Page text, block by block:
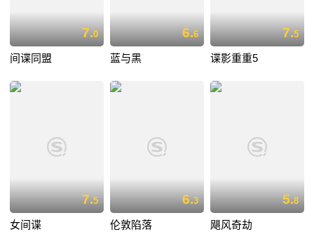
7.0
间谍同盟
6.6
蓝与黑
7.5
谍影重重5
7.5
女间谍
6.3
伦敦陷落
5.8
飓风奇劫